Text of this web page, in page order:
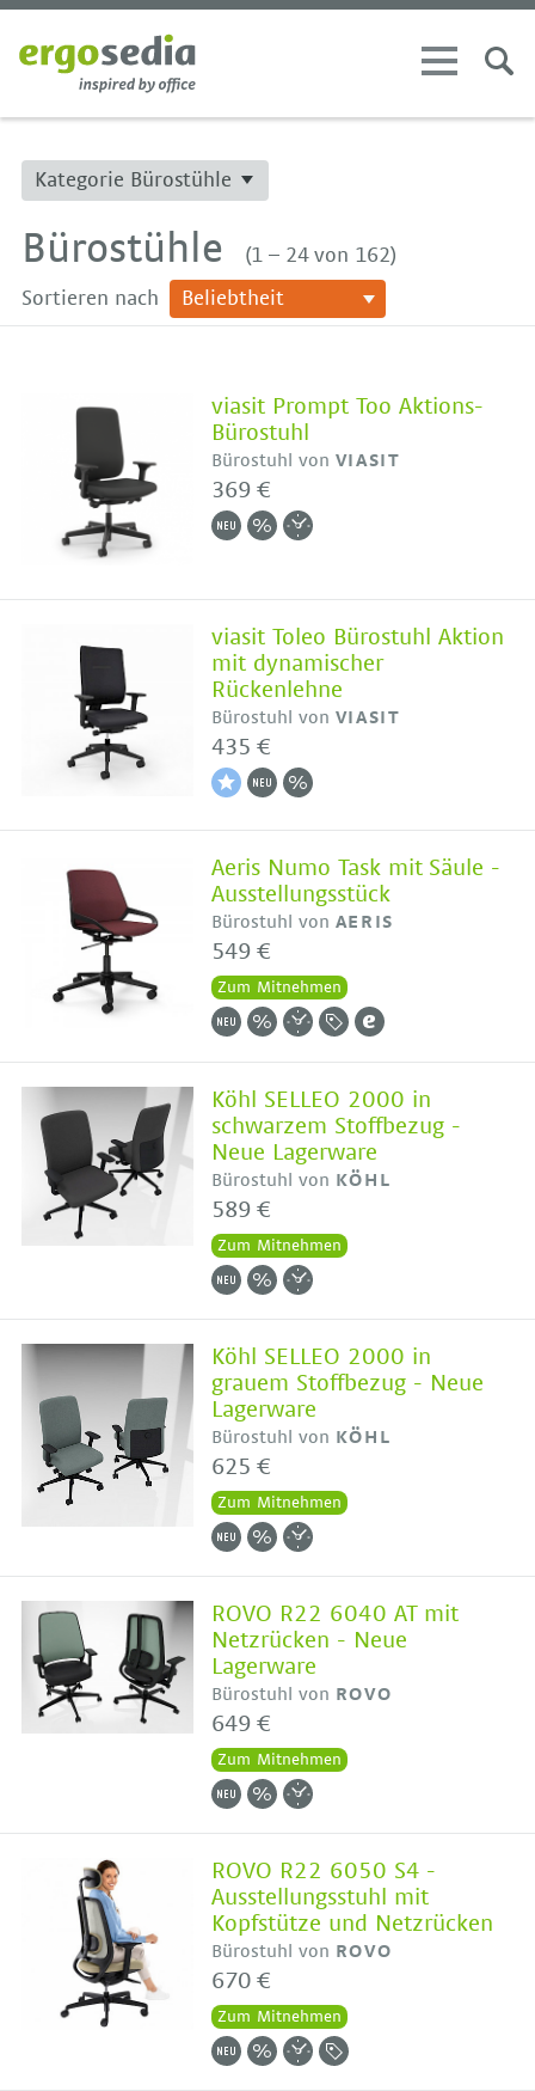
Kategorie Bürostühle
Bürostühle
(1 – 24 von 162)
Sortieren nach
viasit Prompt Too Aktions-
Bürostuhl
Bürostuhl von VIASIT
369 €
viasit Toleo Bürostuhl Aktion
mit dynamischer
Rückenlehne
Bürostuhl von VIASIT
435 €
Aeris Numo Task mit Säule -
Ausstellungsstück
Bürostuhl von AERIS
549 €
Zum Mitnehmen
Köhl SELLEO 2000 in
schwarzem Stoffbezug -
Neue Lagerware
Bürostuhl von KÖHL
589 €
Zum Mitnehmen
Köhl SELLEO 2000 in
grauem Stoffbezug - Neue
Lagerware
Bürostuhl von KÖHL
625 €
Zum Mitnehmen
ROVO R22 6040 AT mit
Netzrücken - Neue
Lagerware
Bürostuhl von ROVO
649 €
Zum Mitnehmen
ROVO R22 6050 S4 -
Ausstellungsstuhl mit
Kopfstütze und Netzrücken
Bürostuhl von ROVO
670 €
Zum Mitnehmen